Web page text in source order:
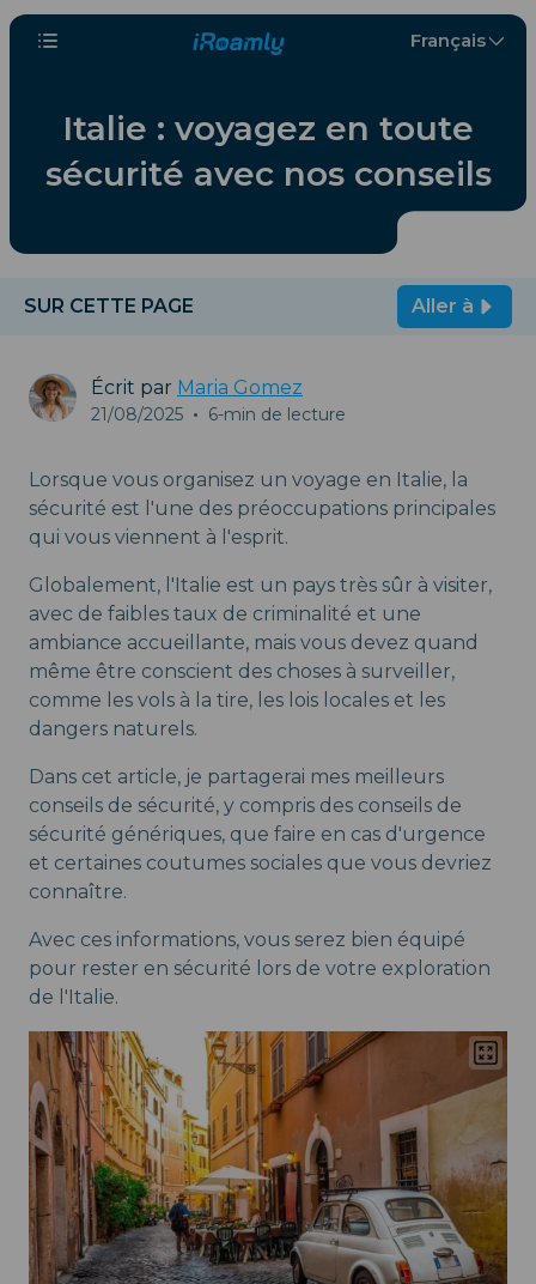
Français
Italie : voyagez en toute
sécurité avec nos conseils
SUR CETTE PAGE Aller à
Écrit par Maria Gomez
21/08/2025 • 6-min de lecture
Lorsque vous organisez un voyage en Italie, la
sécurité est l'une des préoccupations principales
qui vous viennent à l'esprit.
Globalement, l'Italie est un pays très sûr à visiter,
avec de faibles taux de criminalité et une
ambiance accueillante, mais vous devez quand
même être conscient des choses à surveiller,
comme les vols à la tire, les lois locales et les
dangers naturels.
Dans cet article, je partagerai mes meilleurs
conseils de sécurité, y compris des conseils de
sécurité génériques, que faire en cas d'urgence
et certaines coutumes sociales que vous devriez
connaître.
Avec ces informations, vous serez bien équipé
pour rester en sécurité lors de votre exploration
de l'Italie.